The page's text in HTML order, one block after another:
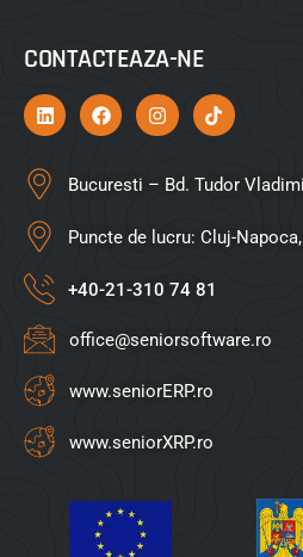
CONTACTEAZA-NE
Bucuresti – Bd. Tudor
Puncte de lucru: Cluj-
+40-21-310 74 81
office@seniorsoftware.ro
www.seniorERP.ro
www.seniorXRP.ro